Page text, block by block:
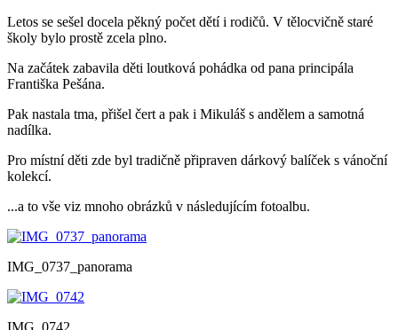
Letos se sešel docela pěkný počet dětí i rodičů. V tělocvičně staré
školy bylo prostě zcela plno.
Na začátek zabavila děti loutková pohádka od pana principála
Františka Pešána.
Pak nastala tma, přišel čert a pak i Mikuláš s andělem a samotná
nadílka.
Pro místní děti zde byl tradičně připraven dárkový balíček s vánoční
kolekcí.
...a to vše viz mnoho obrázků v následujícím fotoalbu.
IMG_0737_panorama
IMG_0742